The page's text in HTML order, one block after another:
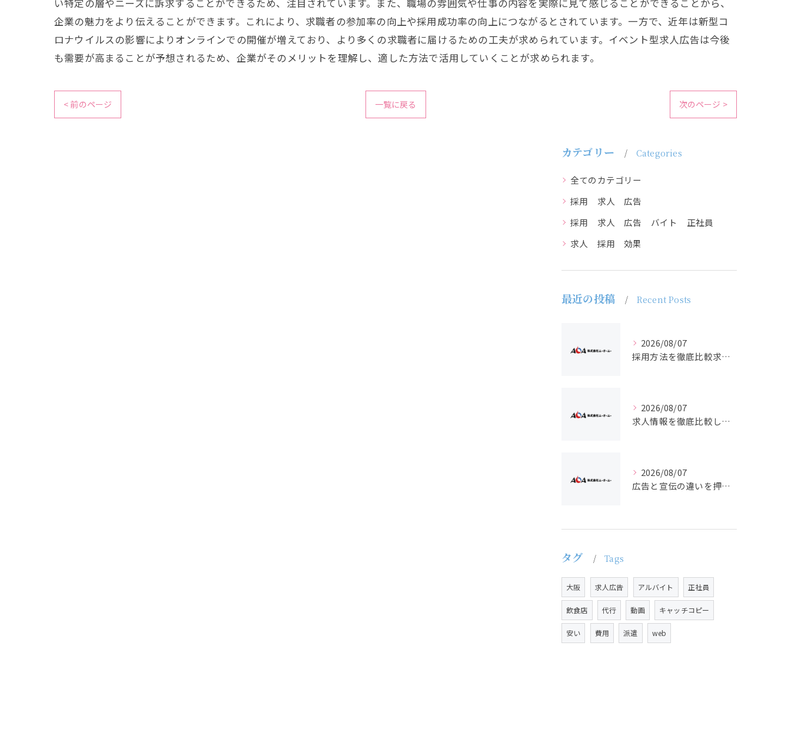
い特定の層やニーズに訴求することができるため、注目されています。また、職場の雰囲気や仕事の内容を実際に見て感じることができることから、
企業の魅力をより伝えることができます。これにより、求職者の参加率の向上や採用成功率の向上につながるとされています。一方で、近年は新型コ
ロナウイルスの影響によりオンラインでの開催が増えており、より多くの求職者に届けるための工夫が求められています。イベント型求人広告は今後
も需要が高まることが予想されるため、企業がそのメリットを理解し、適した方法で活用していくことが求められます。
< 前のページ 一覧に戻る 次のページ >
カテゴリー Categories
全てのカテゴリー
採用 求人 広告
採用 求人 広告 バイト 正社員
求人 採用 効果
最近の投稿 Recent Posts
2026/08/07
採用方法を徹底比較求人広告でバイトと正社員の最適解を探る
2026/08/07
求人情報を徹底比較して正社員やバイトを効率よく見つける実践ガイド
2026/08/07
広告と宣伝の違いを押さえた採用求人戦略とバイト正社員獲得の実務ポイント
タグ Tags
大阪 求人広告 アルバイト 正社員
飲食店 代行 動画 キャッチコピー
安い 費用 派遣 web